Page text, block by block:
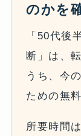
のかを
「50代後
断」は、
うち、今
ための無
所要時間